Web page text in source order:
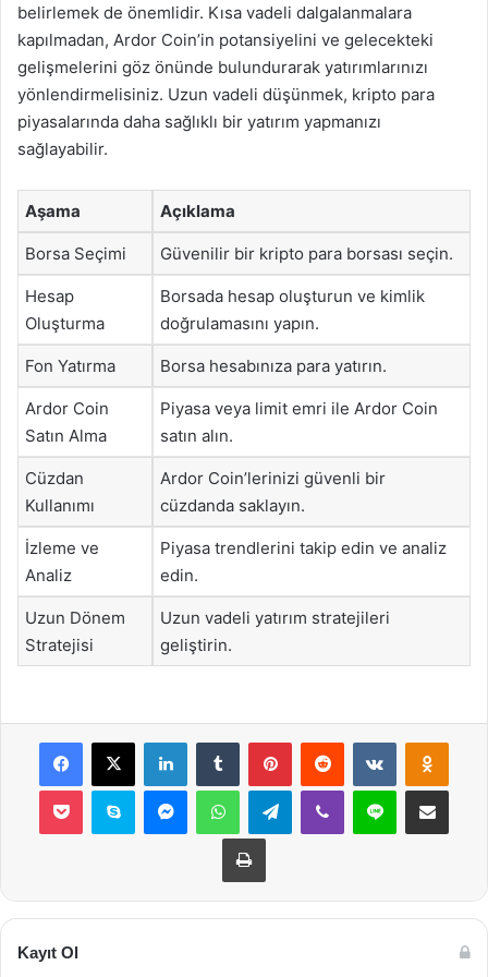
belirlemek de önemlidir. Kısa vadeli dalgalanmalara
kapılmadan, Ardor Coin’in potansiyelini ve gelecekteki
gelişmelerini göz önünde bulundurarak yatırımlarınızı
yönlendirmelisiniz. Uzun vadeli düşünmek, kripto para
piyasalarında daha sağlıklı bir yatırım yapmanızı
sağlayabilir.
Aşama Açıklama
Borsa Seçimi Güvenilir bir kripto para borsası seçin.
Hesap
Oluşturma
Borsada hesap oluşturun ve kimlik
doğrulamasını yapın.
Fon Yatırma Borsa hesabınıza para yatırın.
Ardor Coin
Satın Alma
Piyasa veya limit emri ile Ardor Coin
satın alın.
Cüzdan
Kullanımı
Ardor Coin’lerinizi güvenli bir
cüzdanda saklayın.
İzleme ve
Analiz
Piyasa trendlerini takip edin ve analiz
edin.
Uzun Dönem
Stratejisi
Uzun vadeli yatırım stratejileri
geliştirin.
Facebook
X LinkedInTumblr PinterestReddit VKontakte
Pocket Skype MessengerWhatsAppTelegramViber Line E-Posta ile
Yazdır
Kayıt Ol